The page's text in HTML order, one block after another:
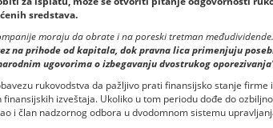
sredstava.
moraju da obrate i na poreski tretman međudividende.
na prihode od kapitala, dok pravna lica primenjuju
ugovorima o izbegavanju dvostrukog oporezivanja
rukovodstva da pažljivo prati finansijsko stanje firme
finansijskih izveštaja. Ukoliko u tom periodu dođe do
i član nadzornog odbora u dvodomnom sistemu